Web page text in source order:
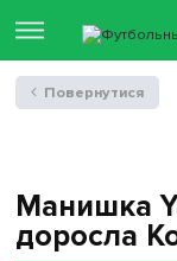
Манишка
доросла
Повернутися